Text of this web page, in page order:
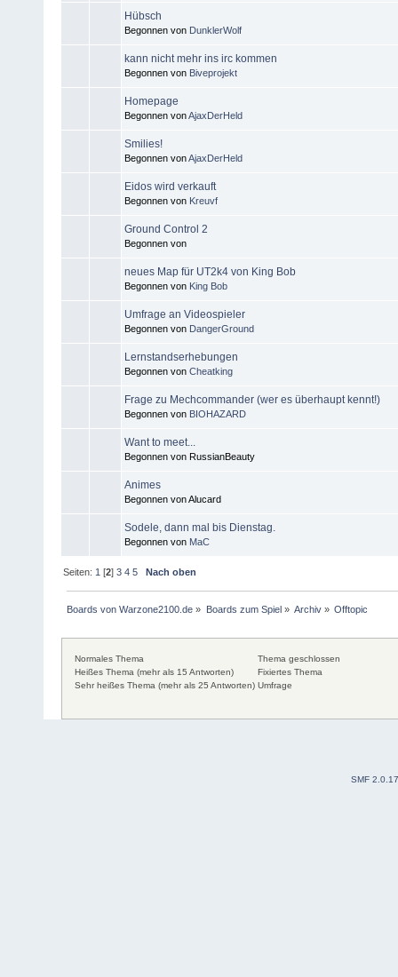
Hübsch
Begonnen von DunklerWolf
kann nicht mehr ins irc kommen
Begonnen von Biveprojekt
Homepage
Begonnen vonAjaxDerHeld
Smilies!
Begonnen vonAjaxDerHeld
Eidos wird verkauft
Begonnen von Kreuvf
Ground Control 2
Begonnen von
neues Map für UT2k4 von King Bob
Begonnen von King Bob
Umfrage an Videospieler
Begonnen von DangerGround
Lernstandserhebungen
Begonnen von Cheatking
Frage zu Mechcommander (wer es überhaupt kennt!)
Begonnen von BIOHAZARD
Want to meet...
Begonnen von RussianBeauty
Animes
Begonnen von Alucard
Sodele, dann mal bis Dienstag.
Begonnen von MaC
Seiten: 1 [2]3 4 5 Nach oben
Boards von Warzone2100.de » Boards zum Spiel» Archiv» Offtopic
Normales Thema
Heißes Thema (mehr als 15 Antworten)
Sehr heißes Thema (mehr als 25 Antworten)
Thema geschlossen
Fixiertes Thema
Umfrage
SMF 2.0.17